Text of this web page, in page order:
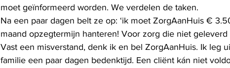
moet geïnformeerd worden. We verdelen de taken.
Na een paar dagen belt ze op: ‘ik moet ZorgAanHuis €
maand opzegtermijn hanteren! Voor zorg die niet geleverd
Vast een misverstand, denk ik en bel ZorgAanHuis. Ik leg
familie een paar dagen bedenktijd. Een cliënt kán niet